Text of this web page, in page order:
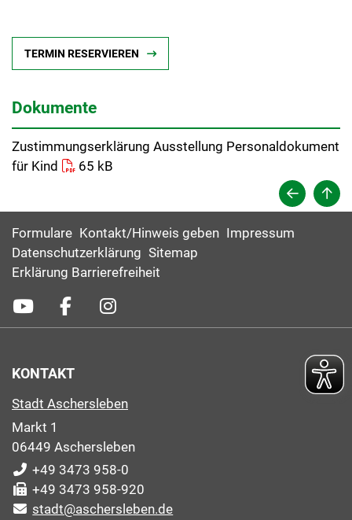
TERMIN RESERVIEREN
Dokumente
Zustimmungserklärung Ausstellung Personaldokument
für Kind
65 kB
Formulare Kontakt/Hinweis geben Impressum
Datenschutzerklärung Sitemap
Erklärung Barrierefreiheit
KONTAKT
Stadt Aschersleben
Markt 1
06449 Aschersleben
+49 3473 958-0
+49 3473 958-920
stadt@aschersleben.de